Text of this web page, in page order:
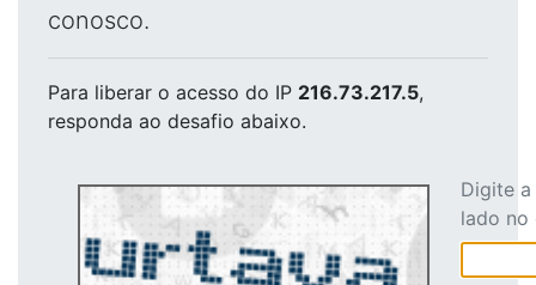
conosco.
Para liberar o acesso do IP 216.73.217.5,
responda ao desafio abaixo.
Digite
lado no